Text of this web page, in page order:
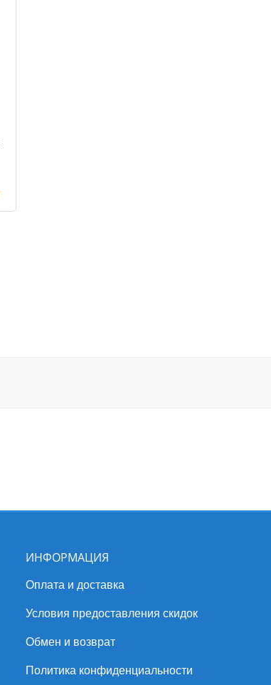
ИНФОРМАЦИЯ
Оплата и доставка
Условия предоставления скидок
Обмен и возврат
Политика конфиденциальности